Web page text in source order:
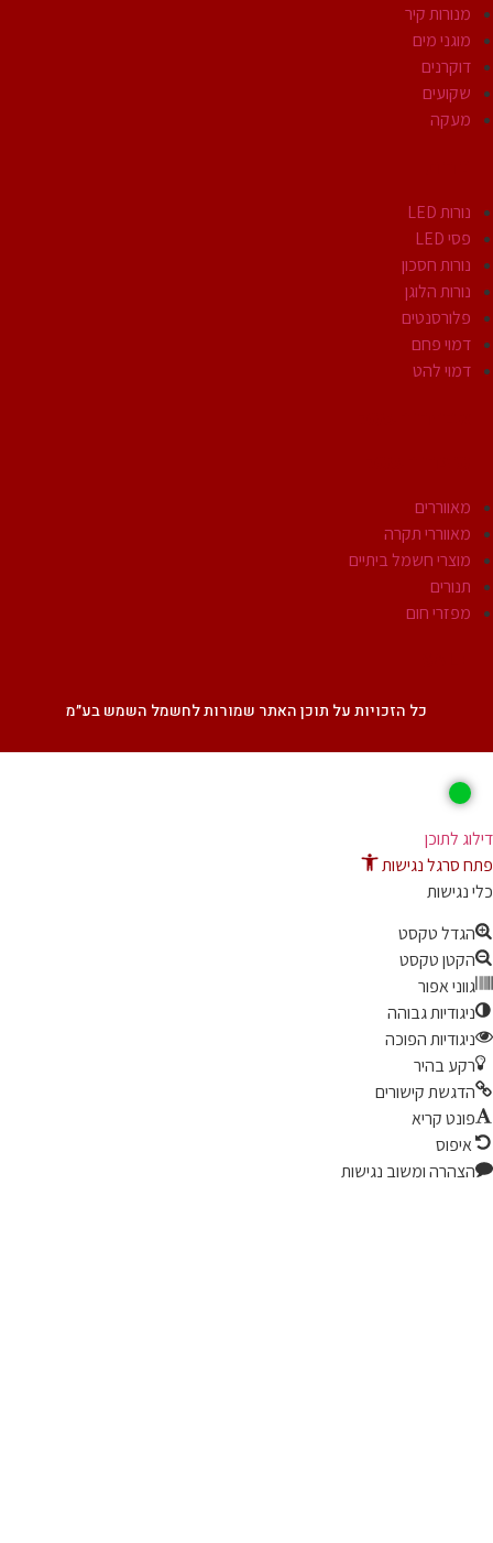
מנורות קיר
מוגני מים
דוקרנים
שקועים
מעקה
נורות LED
פסי LED
נורות חסכון
נורות הלוגן
פלורסנטים
דמוי פחם
דמוי להט
מאווררים
מאווררי תקרה
מוצרי חשמל ביתיים
תנורים
מפזרי חום
כל הזכויות על תוכן האתר שמורות לחשמל השמש בע״מ
לתוכן
סרגל נגישות
טקסט
טקסט
אפור
גבוהה
הפוכה
בהיר
קישורים
קריא
איפוס
ומשוב נגישות